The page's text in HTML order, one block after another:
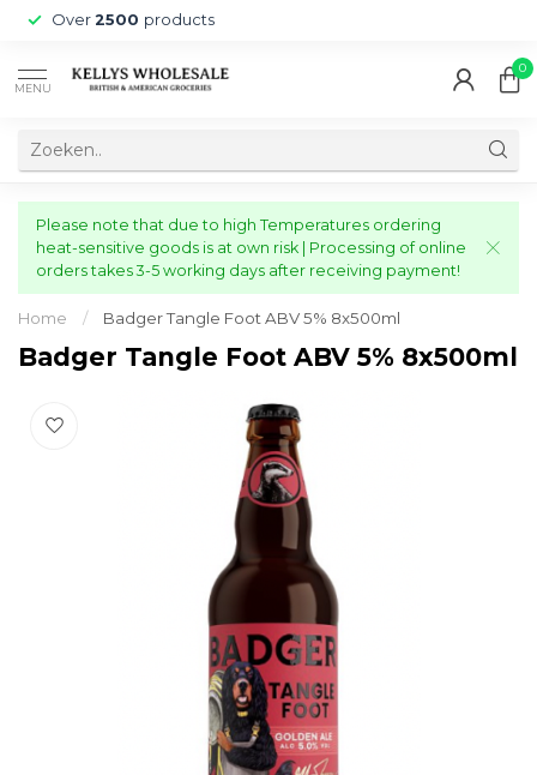
Over 2500 products
MENU
0
Please note that due to high Temperatures ordering
heat-sensitive goods is at own risk | Processing of online
orders takes 3-5 working days after receiving payment!
Home / Badger Tangle Foot ABV 5% 8x500ml
Badger Tangle Foot ABV 5% 8x500ml